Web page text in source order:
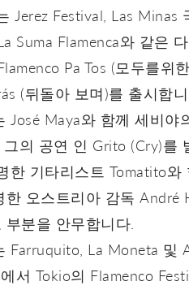
Jerez Festival, Las Minas
Suma Flamenca와 같은
Pa Tos (모두를위
(뒤돌아 보며)를 출시합
José Maya와 함께 세비야
그의 공연 인 Grito (Cry)를
한 기타리스트 Tomatito
한 오스트리아 감독 André
부분을 안무합니다.
Farruquito, La Moneta 및
서 Tokio의 Flamenco